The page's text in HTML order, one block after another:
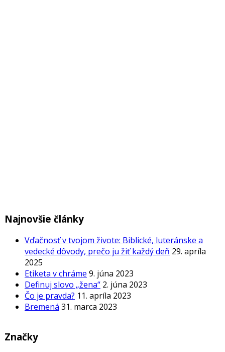
Najnovšie články
Vďačnosť v tvojom živote: Biblické, luteránske a
vedecké dôvody, prečo ju žiť každý deň 29. apríla
2025
Etiketa v chráme 9. júna 2023
Definuj slovo „žena“ 2. júna 2023
Čo je pravda? 11. apríla 2023
Bremená 31. marca 2023
Značky